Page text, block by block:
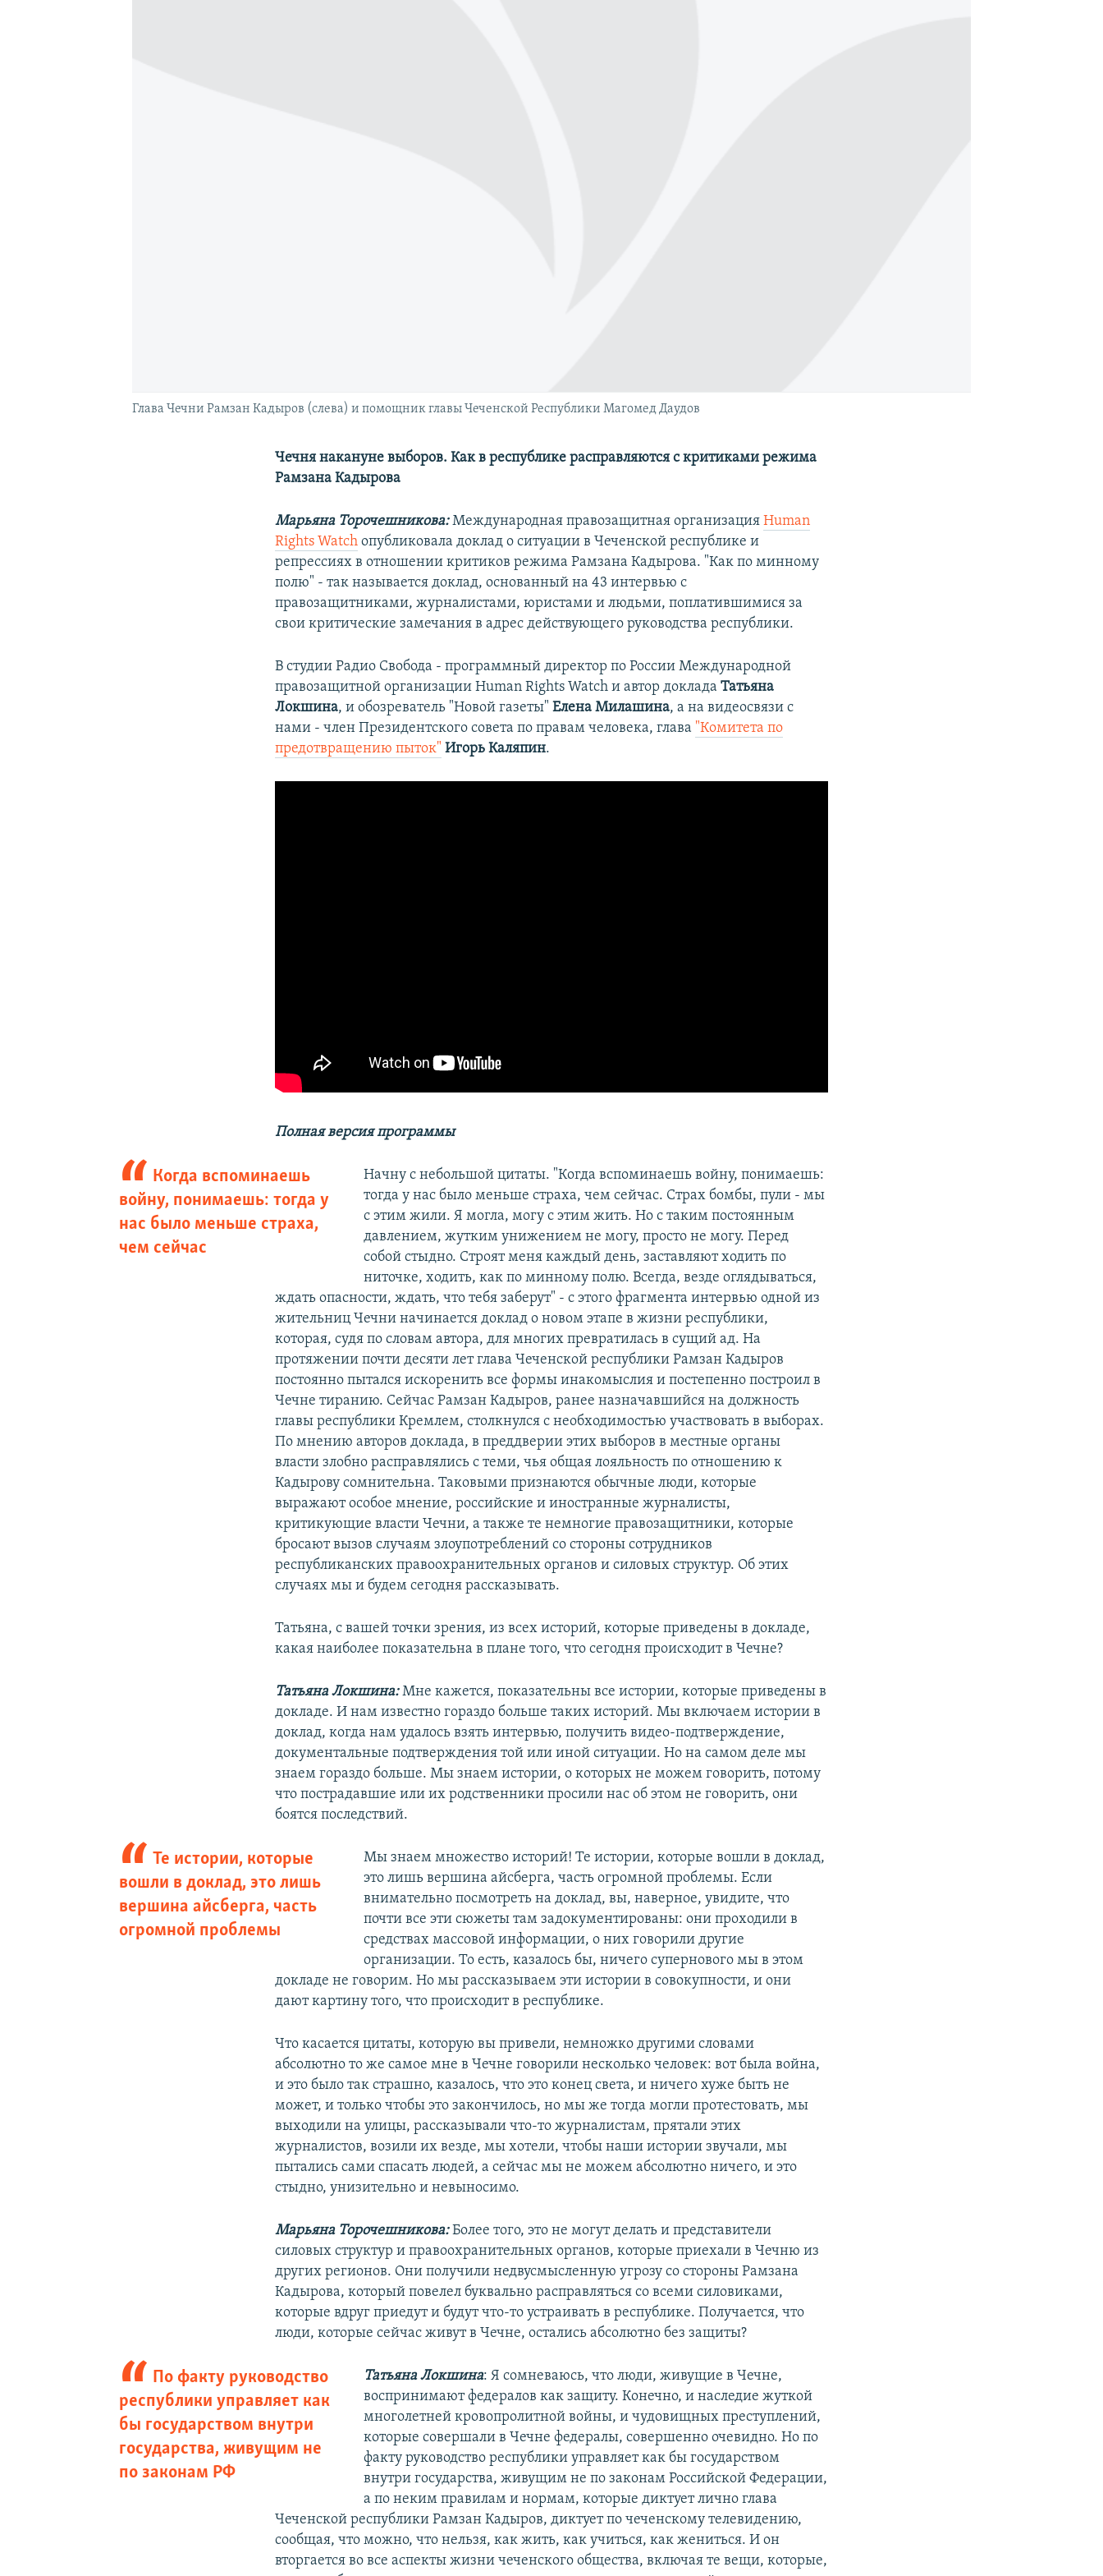
Глава Чечни Рамзан Кадыров (слева) и помощник главы Чеченской Республики Магомед Даудов
Чечня накануне выборов. Как в республике расправляются с критиками режима
Рамзана Кадырова
Марьяна Торочешникова:Международная правозащитная организацияHuman
Rights Watch опубликовала доклад о ситуации в Чеченской республике и
репрессиях в отношении критиков режима Рамзана Кадырова. "Как по минному
полю" - так называется доклад, основанный на 43 интервью с
правозащитниками, журналистами, юристами и людьми, поплатившимися за
свои критические замечания в адрес действующего руководства республики.
В студии Радио Свобода - программный директор по России Международной
правозащитной организации Human Rights Watch и автор докладаТатьяна
Локшина, и обозреватель "Новой газеты"Елена Милашина, а на видеосвязи с
нами - член Президентского совета по правам человека, глава "Комитета по
предотвращению пыток" Игорь Каляпин.
Полная версия программы
Когда вспоминаешь
войну, понимаешь: тогда у
нас было меньше страха,
чем сейчас
Начну с небольшой цитаты. "Когда вспоминаешь войну, понимаешь:
тогда у нас было меньше страха, чем сейчас. Страх бомбы, пули - мы
с этим жили. Я могла, могу с этим жить. Но с таким постоянным
давлением, жутким унижением не могу, просто не могу. Перед
собой стыдно. Строят меня каждый день, заставляют ходить по
ниточке, ходить, как по минному полю. Всегда, везде оглядываться,
ждать опасности, ждать, что тебя заберут" - с этого фрагмента интервью одной из
жительниц Чечни начинается доклад о новом этапе в жизни республики,
которая, судя по словам автора, для многих превратилась в сущий ад. На
протяжении почти десяти лет глава Чеченской республики Рамзан Кадыров
постоянно пытался искоренить все формы инакомыслия и постепенно построил в
Чечне тиранию. Сейчас Рамзан Кадыров, ранее назначавшийся на должность
главы республики Кремлем, столкнулся с необходимостью участвовать в выборах.
По мнению авторов доклада, в преддверии этих выборов в местные органы
власти злобно расправлялись с теми, чья общая лояльность по отношению к
Кадырову сомнительна. Таковыми признаются обычные люди, которые
выражают особое мнение, российские и иностранные журналисты,
критикующие власти Чечни, а также те немногие правозащитники, которые
бросают вызов случаям злоупотреблений со стороны сотрудников
республиканских правоохранительных органов и силовых структур. Об этих
случаях мы и будем сегодня рассказывать.
Татьяна, с вашей точки зрения, из всех историй, которые приведены в докладе,
какая наиболее показательна в плане того, что сегодня происходит в Чечне?
Татьяна Локшина:Мне кажется, показательны все истории, которые приведены в
докладе. И нам известно гораздо больше таких историй. Мы включаем истории в
доклад, когда нам удалось взять интервью, получить видео-подтверждение,
документальные подтверждения той или иной ситуации. Но на самом деле мы
знаем гораздо больше. Мы знаем истории, о которых не можем говорить, потому
что пострадавшие или их родственники просили нас об этом не говорить, они
боятся последствий.
Те истории, которые
вошли в доклад, это лишь
вершина айсберга, часть
огромной проблемы
Мы знаем множество историй! Те истории, которые вошли в доклад,
это лишь вершина айсберга, часть огромной проблемы. Если
внимательно посмотреть на доклад, вы, наверное, увидите, что
почти все эти сюжеты там задокументированы: они проходили в
средствах массовой информации, о них говорили другие
организации. То есть, казалось бы, ничего супернового мы в этом
докладе не говорим. Но мы рассказываем эти истории в совокупности, и они
дают картину того, что происходит в республике.
Что касается цитаты, которую вы привели, немножко другими словами
абсолютно то же самое мне в Чечне говорили несколько человек: вот была война,
и это было так страшно, казалось, что это конец света, и ничего хуже быть не
может, и только чтобы это закончилось, но мы же тогда могли протестовать, мы
выходили на улицы, рассказывали что-то журналистам, прятали этих
журналистов, возили их везде, мы хотели, чтобы наши истории звучали, мы
пытались сами спасать людей, а сейчас мы не можем абсолютно ничего, и это
стыдно, унизительно и невыносимо.
Марьяна Торочешникова:Более того, это не могут делать и представители
силовых структур и правоохранительных органов, которые приехали в Чечню из
других регионов. Они получили недвусмысленную угрозу со стороны Рамзана
Кадырова, который повелел буквально расправляться со всеми силовиками,
которые вдруг приедут и будут что-то устраивать в республике. Получается, что
люди, которые сейчас живут в Чечне, остались абсолютно без защиты?
По факту руководство
республики управляет как
бы государством внутри
государства, живущим не
по законам РФ
Татьяна Локшина: Я сомневаюсь, что люди, живущие в Чечне,
воспринимают федералов как защиту. Конечно, и наследие жуткой
многолетней кровопролитной войны, и чудовищных преступлений,
которые совершали в Чечне федералы, совершенно очевидно. Но по
факту руководство республики управляет как бы государством
внутри государства, живущим не по законам Российской Федерации,
а по неким правилам и нормам, которые диктует лично глава
Чеченской республики Рамзан Кадыров, диктует по чеченскому телевидению,
сообщая, что можно, что нельзя, как жить, как учиться, как жениться. И он
вторгается во все аспекты жизни чеченского общества, включая те вещи, которые,